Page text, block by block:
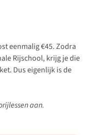
eenmalig €45. Zodra
Rijschool, krijg je die
Dus eigenlijk is de
aan.